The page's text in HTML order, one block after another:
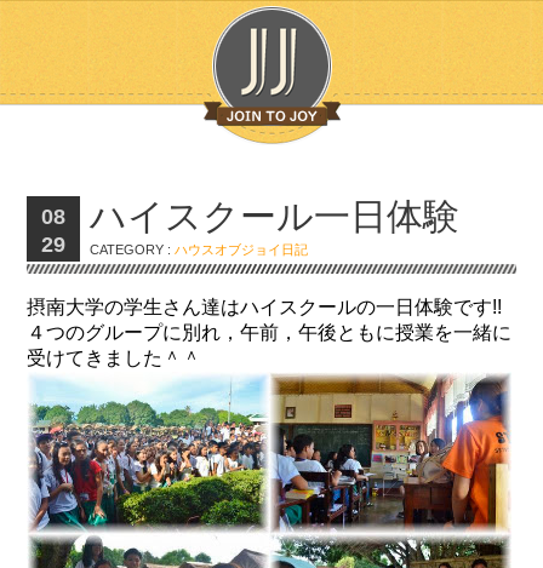
08
29
ハイスクール一日体験
CATEGORY :ハウスオブジョイ日記
摂南大学の学生さん達はハイスクールの一日体験です!!
４つのグループに別れ，午前，午後ともに授業を一緒に
受けてきました＾＾